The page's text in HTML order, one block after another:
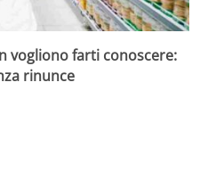
vogliono farti conoscere:
rinunce